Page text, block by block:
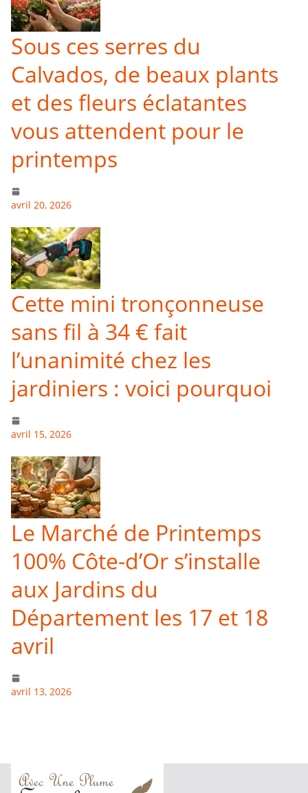
Sous ces serres du
Calvados, de beaux plants
et des fleurs éclatantes
vous attendent pour le
printemps
avril 20, 2026
Cette mini tronçonneuse
sans fil à 34 € fait
l’unanimité chez les
jardiniers : voici pourquoi
avril 15, 2026
Le Marché de Printemps
100% Côte-d’Or s’installe
aux Jardins du
Département les 17 et 18
avril
avril 13, 2026